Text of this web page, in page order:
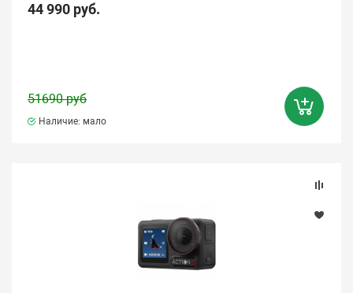
44 990 руб.
51690 руб
Наличие: мало